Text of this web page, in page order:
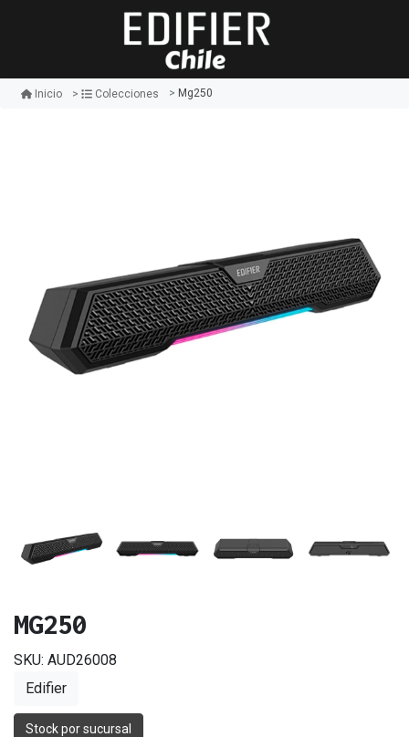
Inicio Colecciones Mg250
MG250
SKU: AUD26008
Edifier
Stock por sucursal